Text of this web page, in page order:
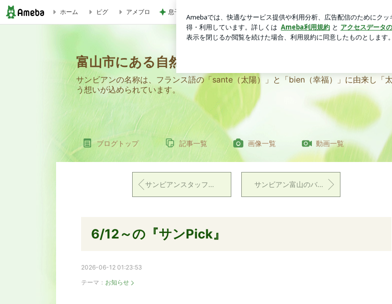
6/12～の『サンPick』 | 富山市にある自然食品専門店 【サンビアン富山アピア店】
ホーム ピグ アメブロ 息子が感動したホテルのヒレステーキ
富山市にある自然食品専門店 【サンビアン富山アピ
サンビアンの名称は、フランス語の「sante（太陽）」と「bien（幸福）」に由来し「
う想いが込められています。
ブログトップ 記事一覧 画像一覧 動画一覧
サンビアンスタッフのガチ愛用品！(スタッフK編) ✨ サンビアン富山のバーチャル来店ツアー！(後編・最終回) ✨
6/12～の『サンPick』
2026-06-12 01:23:53
テーマ： お知らせ